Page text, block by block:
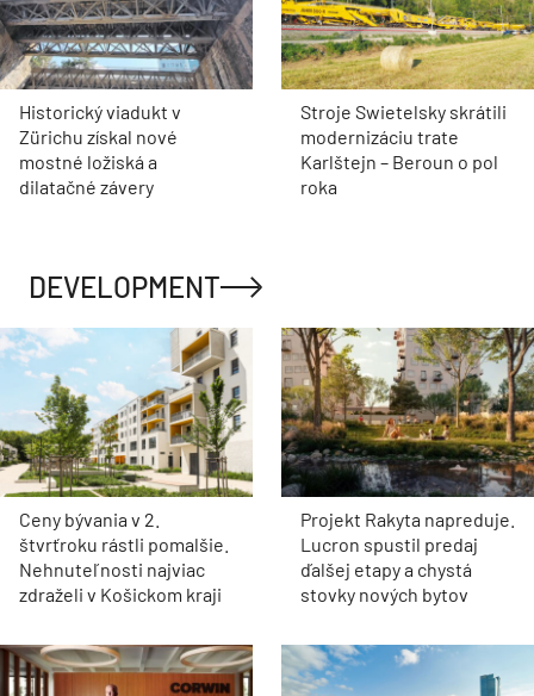
Historický viadukt v
Zürichu získal nové
mostné ložiská a
dilatačné závery
Stroje Swietelsky skrátili
modernizáciu trate
Karlštejn – Beroun o pol
roka
DEVELOPMENT
Ceny bývania v 2.
štvrťroku rástli pomalšie.
Nehnuteľnosti najviac
zdraželi v Košickom kraji
Projekt Rakyta napreduje.
Lucron spustil predaj
ďalšej etapy a chystá
stovky nových bytov